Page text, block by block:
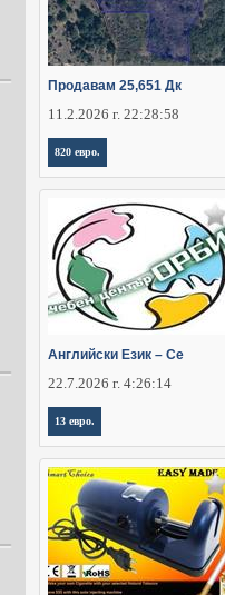
Продавам 25,651 Дк
11.2.2026 г. 22:28:58
820 евро.
Английски Език – Се
22.7.2026 г. 4:26:14
13 евро.